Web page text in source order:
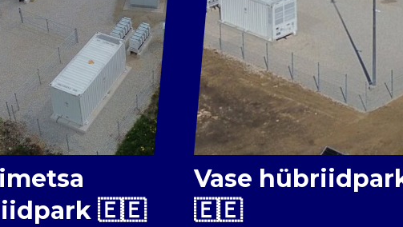
🇪🇪
Vase
🇪🇪